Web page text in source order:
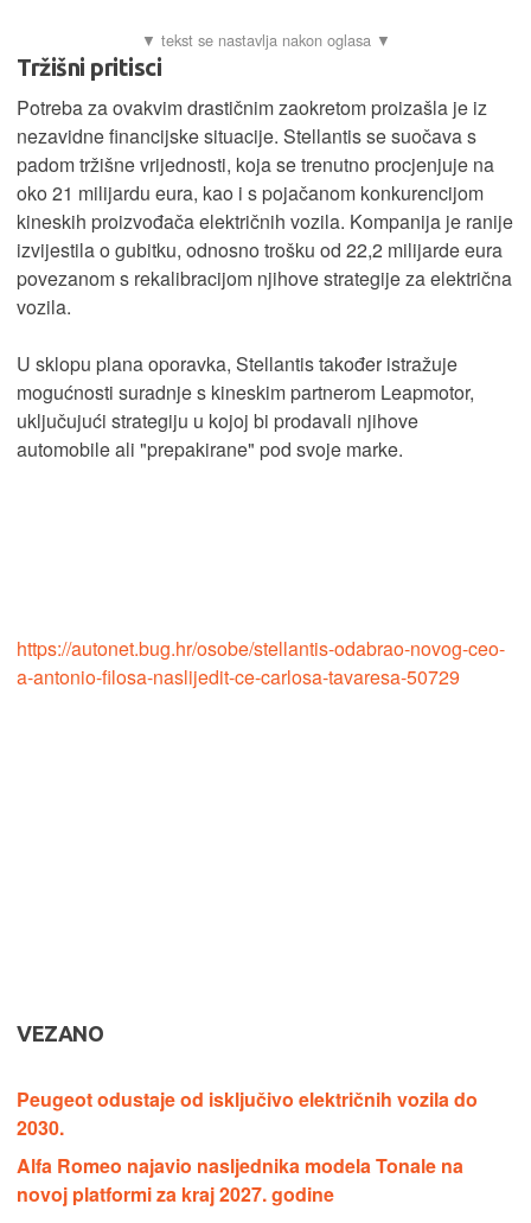
Tržišni pritisci
Potreba za ovakvim drastičnim zaokretom proizašla je iz
nezavidne financijske situacije. Stellantis se suočava s
padom tržišne vrijednosti, koja se trenutno procjenjuje na
oko 21 milijardu eura, kao i s pojačanom konkurencijom
kineskih proizvođača električnih vozila. Kompanija je ranije
izvijestila o gubitku, odnosno trošku od 22,2 milijarde eura
povezanom s rekalibracijom njihove strategije za električna
vozila.
U sklopu plana oporavka, Stellantis također istražuje
mogućnosti suradnje s kineskim partnerom Leapmotor,
uključujući strategiju u kojoj bi prodavali njihove
automobile ali "prepakirane" pod svoje marke.
https://autonet.bug.hr/osobe/stellantis-odabrao-novog-ceo-
a-antonio-filosa-naslijedit-ce-carlosa-tavaresa-50729
VEZANO
Peugeot odustaje od isključivo električnih vozila do
2030.
Alfa Romeo najavio nasljednika modela Tonale na
novoj platformi za kraj 2027. godine